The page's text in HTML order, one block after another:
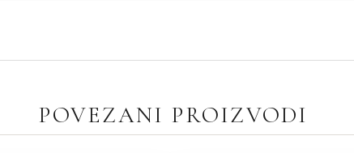
POVEZANI PROIZVODI